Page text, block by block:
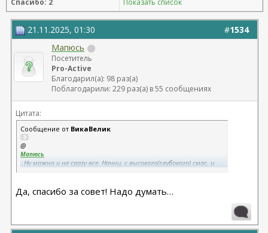
Спасибо: 2 Показать список
#1534
21.11.2025, 01:30
Мапюсь
Посетитель
Pro-Active
Благодарил(а): 98 раз(а)
Поблагодарили: 229 раз(а) в 55 сообщениях
Цитата:
Сообщение от ВикаВелик
@
Мапюсь
, Ну можно и не сразу все. Начни, с высокого(глубокого) смас, и
Да, спасибо за совет! Надо думать…